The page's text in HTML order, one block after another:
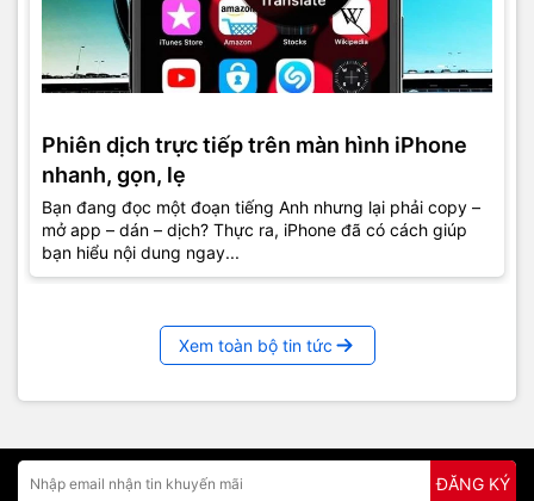
Phiên dịch trực tiếp trên màn hình iPhone
nhanh, gọn, lẹ
Bạn đang đọc một đoạn tiếng Anh nhưng lại phải copy –
mở app – dán – dịch? Thực ra, iPhone đã có cách giúp
bạn hiểu nội dung ngay...
Xem toàn bộ tin tức
ĐĂNG KÝ